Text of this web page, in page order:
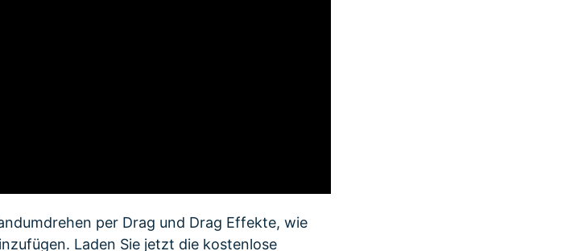
per Drag und Drag Effekte, wie
Laden Sie jetzt die kostenlose